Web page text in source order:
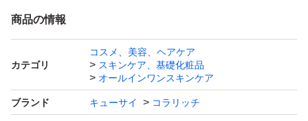
ズの関係で緩衝材なしとなります。
よろしくお願いいたします。
商品の情報
カテゴリ
コスメ、美容、ヘアケア
スキンケア、基礎化粧品
オールインワンスキンケア
ブランド キューサイ コラリッチ